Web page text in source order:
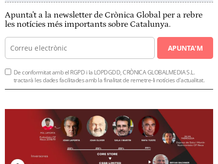
Apunta't a la newsletter de Crònica Global per a rebre
les notícies més importants sobre Catalunya.
APUNTA'M
De conformitat amb el RGPD i la LOPDGDD, CRÒNICA GLOBALMEDIA S.L.
tractarà les dades facilitades amb la finalitat de remetre-li notícies d'actualitat.